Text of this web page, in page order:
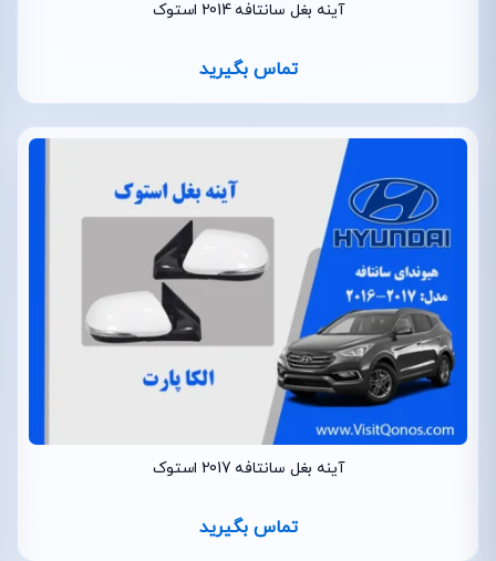
آینه بغل سانتافه 2014 استوک
تماس بگیرید
آینه بغل سانتافه 2017 استوک
تماس بگیرید